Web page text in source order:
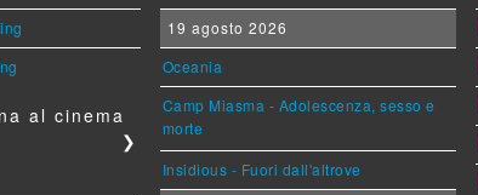
al cinema
❯
19 agosto 2026
Oceania
Camp Miasma - Adolescenza, sesso e
morte
Insidious - Fuori dall'altrove